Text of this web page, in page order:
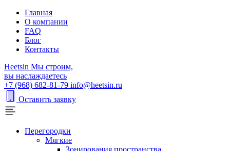
Главная
О компании
FAQ
Блог
Контакты
Heetsin Мы строим,
вы наслаждаетесь
+7 (968) 682-81-79 info@heetsin.ru
Оставить заявку
Перегородки
Мягкие
Зонирования пространства